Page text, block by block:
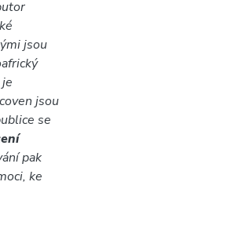
jsou
jsou
se
pak
ke